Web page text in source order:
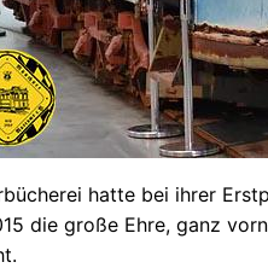
hatte bei ihrer
die große Ehre, ganz